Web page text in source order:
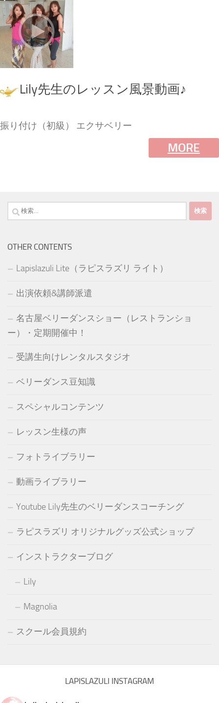
Lily先生のレッスン風景動画♪
振り付け（初級） エクサベリー
MORE
検
索:
OTHER CONTENTS
Lapislazuli Lite（ラピスラズリ ライト）
出演依頼&講師派遣
名古屋ベリーダンスショー（レストランショ
ー）・定期開催中！
受講生向けレンタルスタジオ
ベリーダンス豆知識
スペシャルコンテンツ
レッスン生様の声
フォトライブラリー
動画ライブラリー
Youtube Lily先生のベリーダンスコーチング
ラピスラズリ オリジナルグッズ公式ショップ
インストラクターブログ
Lily
Magnolia
スクール会員規約
LAPISLAZULI INSTAGRAM